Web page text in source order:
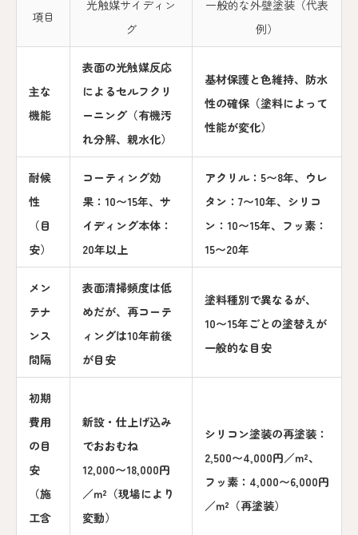
項目
光触媒サイディン
グ
一般的な外壁塗装（代表
例）
主な
機能
表面の光触媒反応
によるセルフクリ
ーニング（有機汚
れ分解、親水化）
基材保護と色維持、防水
性の確保（塗料によって
性能が変化）
耐候
性
（目
安）
コーティング効
果：10〜15年、サ
イディング本体：
20年以上
アクリル：5〜8年、ウレ
タン：7〜10年、シリコ
ン：10〜15年、フッ素：
15〜20年
メン
テナ
ンス
間隔
表面清掃頻度は低
めだが、再コーテ
ィングは10年前後
が目安
塗料種別で異なるが、
10〜15年ごとの塗替えが
一般的な目安
初期
費用
の目
安
（施
工含
新設・仕上げ込み
でおおむね
12,000〜18,000円
／m²（現場により
変動）
シリコン塗装の再塗装：
2,500〜4,000円／m²、
フッ素：4,000〜6,000円
／m²（再塗装）